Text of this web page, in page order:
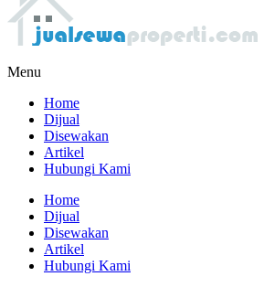
Menu
Home
Dijual
Disewakan
Artikel
Hubungi Kami
Home
Dijual
Disewakan
Artikel
Hubungi Kami